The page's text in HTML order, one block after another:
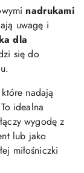
nadrukami
uwagę i
dla
się do
nadają
idealna
wygodę z
lub jako
miłośniczki